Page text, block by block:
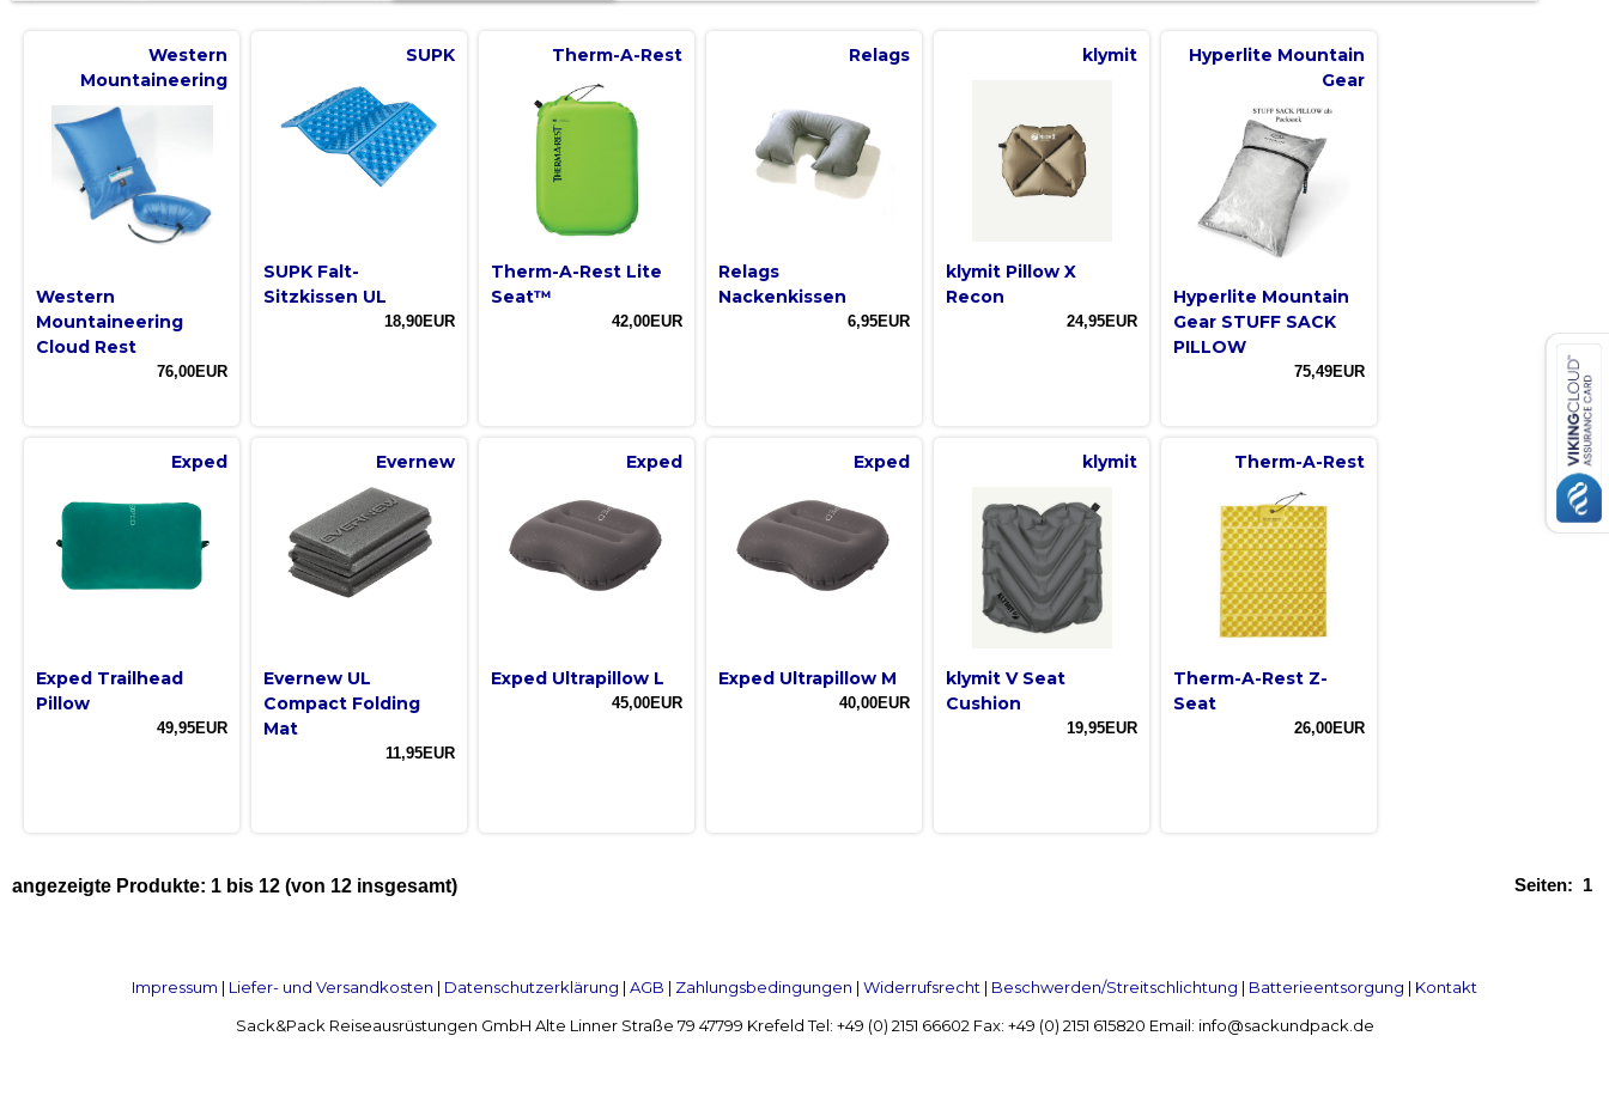
Western
Mountaineering
Western
Mountaineering
Cloud Rest
76,00EUR
SUPK
SUPK Falt-
Sitzkissen UL
18,90EUR
Therm-A-Rest
Therm-A-Rest Lite
Seat™
42,00EUR
Relags
Relags
Nackenkissen
6,95EUR
klymit
klymit Pillow X
Recon
24,95EUR
Hyperlite Mountain
Gear
Hyperlite Mountain
Gear STUFF SACK
PILLOW
75,49EUR
Exped
Exped Trailhead
Pillow
49,95EUR
Evernew
Evernew UL
Compact Folding
Mat
11,95EUR
Exped
Exped Ultrapillow L
45,00EUR
Exped
Exped Ultrapillow M
40,00EUR
klymit
klymit V Seat
Cushion
19,95EUR
Therm-A-Rest
Therm-A-Rest Z-
Seat
26,00EUR
Seiten: 1
angezeigte Produkte: 1 bis 12 (von 12 insgesamt)
Impressum | Liefer- und Versandkosten | Datenschutzerklärung | AGB | Zahlungsbedingungen | Widerrufsrecht | Beschwerden/Streitschlichtung | Batterieentsorgung | Kontakt
Sack&Pack Reiseausrüstungen GmbH Alte Linner Straße 79 47799 Krefeld Tel: +49 (0) 2151 66602 Fax: +49 (0) 2151 615820 Email: info@sackundpack.de